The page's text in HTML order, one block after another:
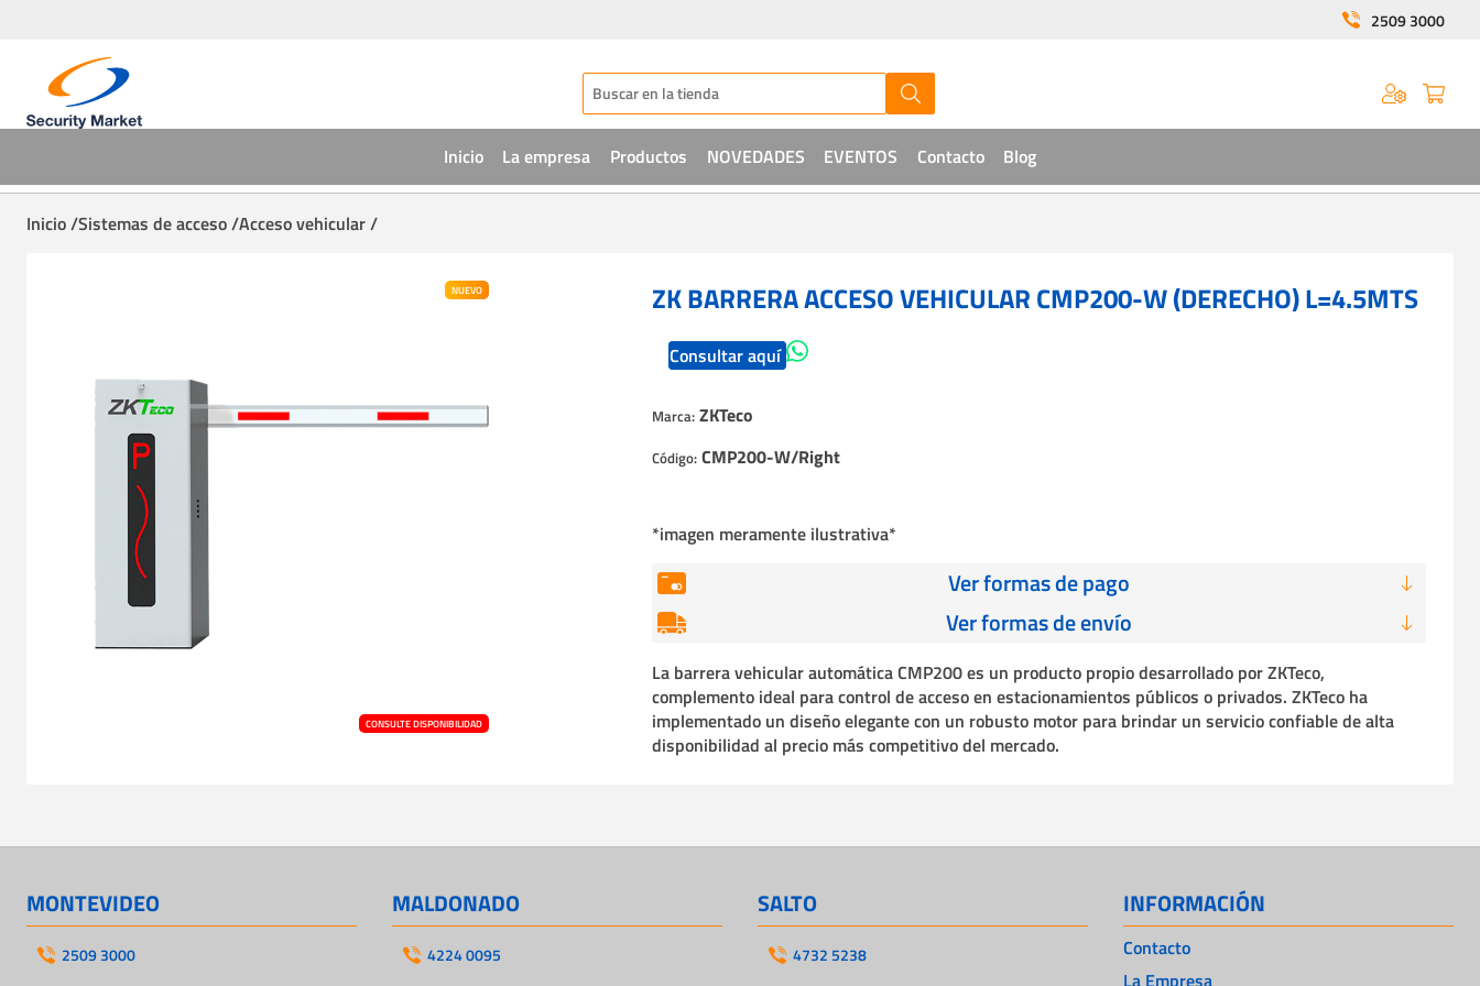
2509 3000
Inicio La empresa Productos
Sistemas de acceso
Intrusión
Soluciones IT
Incendio
NOVEDADES EVENTOS Contacto Blog
Inicio /Sistemas de acceso /Acceso vehicular /
CONSULTE DISPONIBILIDAD
NUEVO ZK BARRERA ACCESO VEHICULAR CMP200-W (DERECHO) L=4.5MTS
Consultar aquí
Marca: ZKTeco
Código: CMP200-W/Right
*imagen meramente ilustrativa*
Ver formas de pago
Ver formas de envío
La barrera vehicular automática CMP200 es un producto propio desarrollado por ZKTeco,
complemento ideal para control de acceso en estacionamientos públicos o privados. ZKTeco ha
implementado un diseño elegante con un robusto motor para brindar un servicio confiable de alta
disponibilidad al precio más competitivo del mercado.
MONTEVIDEO
2509 3000
MALDONADO
4224 0095
SALTO
4732 5238
INFORMACIÓN
Contacto
La Empresa